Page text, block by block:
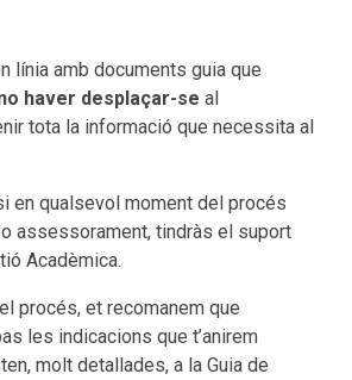
línia amb documents guia que
haver desplaçar-se al
tota la informació que necessita al
en qualsevol moment del procés
assessorament, tindràs el suport
Acadèmica.
procés, et recomanem que
les indicacions que t’anirem
molt detallades, a la Guia de